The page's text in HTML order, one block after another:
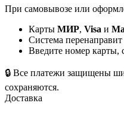
При самовывозе или
Карты МИР, Visa и
Система перенаправит
Введите номер карты,
🔒 Все платежи защищены
сохраняются.
Доставка